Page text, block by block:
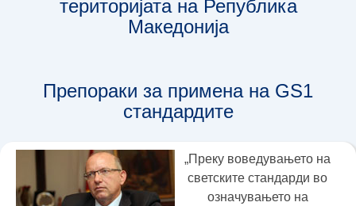
територијата на Република
Македонија
Препораки за примена на GS1
стандардите
„Преку воведувањето на
светските стандарди во
означувањето на